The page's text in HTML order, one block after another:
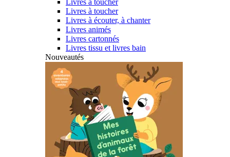
Livres à toucher
Livres à toucher
Livres à écouter, à chanter
Livres animés
Livres cartonnés
Livres tissu et livres bain
Nouveautés